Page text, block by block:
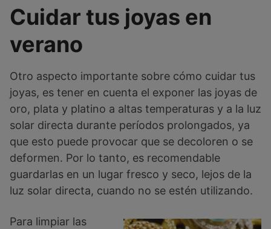
Cuidar tus joyas en
verano
Otro aspecto importante sobre cómo cuidar tus
joyas, es tener en cuenta el exponer las joyas de
oro, plata y platino a altas temperaturas y a la luz
solar directa durante períodos prolongados, ya
que esto puede provocar que se decoloren o se
deformen. Por lo tanto, es recomendable
guardarlas en un lugar fresco y seco, lejos de la
luz solar directa, cuando no se estén utilizando.
Para limpiar las